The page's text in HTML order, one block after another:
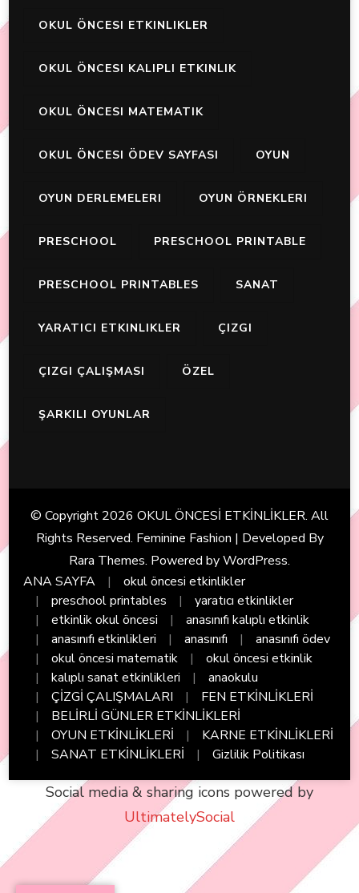
OKUL ÖNCESI ETKINLIKLER
OKUL ÖNCESI KALIPLI ETKINLIK
OKUL ÖNCESI MATEMATIK
OKUL ÖNCESI ÖDEV SAYFASI OYUN
OYUN DERLEMELERI OYUN ÖRNEKLERI
PRESCHOOL PRESCHOOL PRINTABLE
PRESCHOOL PRINTABLES SANAT
YARATICI ETKINLIKLER ÇIZGI
ÇIZGI ÇALIŞMASI ÖZEL
ŞARKILI OYUNLAR
© Copyright 2026 OKUL ÖNCESİ ETKİNLİKLER. All
Rights Reserved. Feminine Fashion | Developed By
Rara Themes. Powered byWordPress.
ANA SAYFA
okul öncesi etkinlikler
preschool printables
yaratıcı etkinlikler
etkinlik okul öncesi
anasınıfı kalıplı etkinlik
anasınıfı etkinlikleri
anasınıfı
anasınıfı ödev
okul öncesi matematik
okul öncesi etkinlik
kalıplı sanat etkinlikleri
anaokulu
ÇİZGİ ÇALIŞMALARI
FEN ETKİNLİKLERİ
BELİRLİ GÜNLER ETKİNLİKLERİ
OYUN ETKİNLİKLERİ
KARNE ETKİNLİKLERİ
SANAT ETKİNLİKLERİ
Gizlilik Politikası
Social media & sharing icons powered by
UltimatelySocial